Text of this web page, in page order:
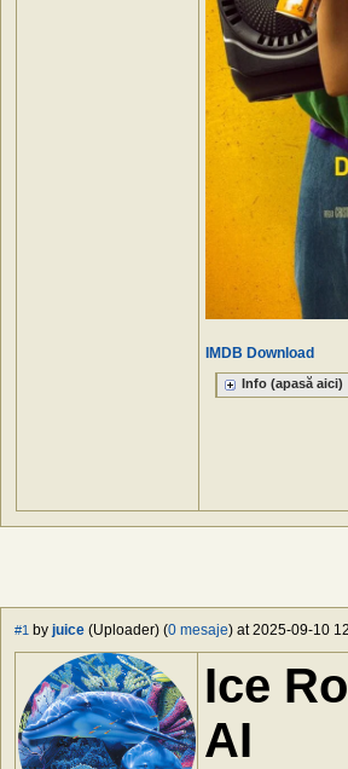
IMDB Download
Info (apasă aici)
#1 by juice (Uploader) (0 mesaje) at 2025-09-10
Ice
AI